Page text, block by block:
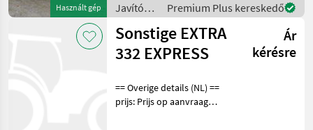
Használt gép
for more images Specif
Javítókészletek
és
alkatrészek
/
Sonstige
Premium Plus kereskedő
Sonstige EXTRA
332 EXPRESS
Ár
kérésre
== Overige details (NL) ==
prijs: Prijs op aanvraag